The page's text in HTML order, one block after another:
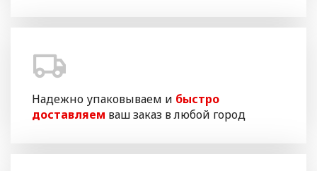
Надежно упаковываем и быстро
доставляем ваш заказ в любой город